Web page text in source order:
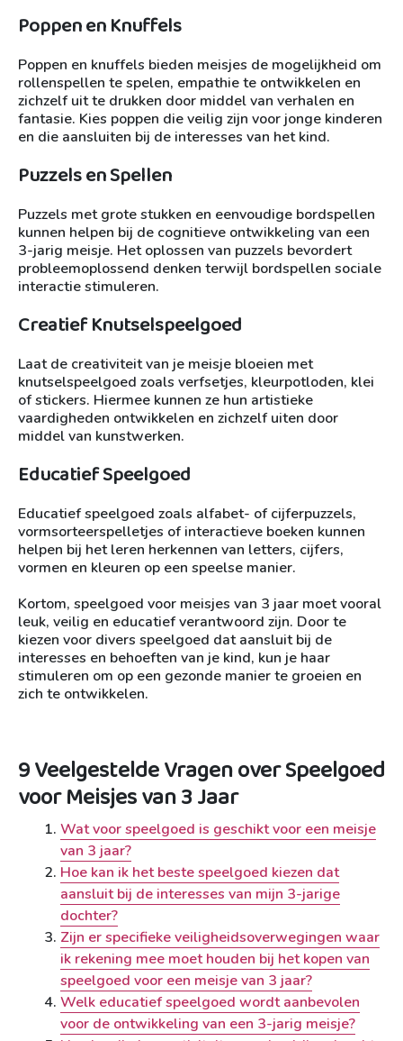
Poppen en Knuffels
Poppen en knuffels bieden meisjes de mogelijkheid om
rollenspellen te spelen, empathie te ontwikkelen en
zichzelf uit te drukken door middel van verhalen en
fantasie. Kies poppen die veilig zijn voor jonge kinderen
en die aansluiten bij de interesses van het kind.
Puzzels en Spellen
Puzzels met grote stukken en eenvoudige bordspellen
kunnen helpen bij de cognitieve ontwikkeling van een
3-jarig meisje. Het oplossen van puzzels bevordert
probleemoplossend denken terwijl bordspellen sociale
interactie stimuleren.
Creatief Knutselspeelgoed
Laat de creativiteit van je meisje bloeien met
knutselspeelgoed zoals verfsetjes, kleurpotloden, klei
of stickers. Hiermee kunnen ze hun artistieke
vaardigheden ontwikkelen en zichzelf uiten door
middel van kunstwerken.
Educatief Speelgoed
Educatief speelgoed zoals alfabet- of cijferpuzzels,
vormsorteerspelletjes of interactieve boeken kunnen
helpen bij het leren herkennen van letters, cijfers,
vormen en kleuren op een speelse manier.
Kortom, speelgoed voor meisjes van 3 jaar moet vooral
leuk, veilig en educatief verantwoord zijn. Door te
kiezen voor divers speelgoed dat aansluit bij de
interesses en behoeften van je kind, kun je haar
stimuleren om op een gezonde manier te groeien en
zich te ontwikkelen.
9 Veelgestelde Vragen over Speelgoed
voor Meisjes van 3 Jaar
Wat voor speelgoed is geschikt voor een meisje
van 3 jaar?
Hoe kan ik het beste speelgoed kiezen dat
aansluit bij de interesses van mijn 3-jarige
dochter?
Zijn er specifieke veiligheidsoverwegingen waar
ik rekening mee moet houden bij het kopen van
speelgoed voor een meisje van 3 jaar?
Welk educatief speelgoed wordt aanbevolen
voor de ontwikkeling van een 3-jarig meisje?